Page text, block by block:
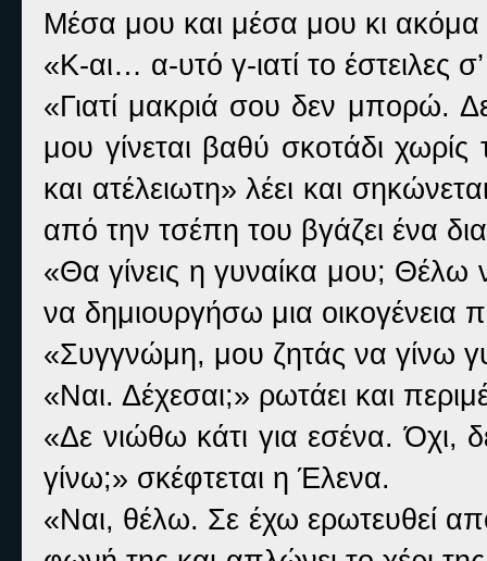
Μέσα μου και μέσα μου κι
«Κ-αι… α-υτό γ-ιατί το έστειλες
«Γιατί μακριά σου δεν μπορώ.
μου γίνεται βαθύ σκοτάδι
και ατέλειωτη» λέει και
από την τσέπη του βγάζει ένα
«Θα γίνεις η γυναίκα μου; Θέλω
να δημιουργήσω μια οικογένεια
«Συγγνώμη, μου ζητάς να γίνω
«Ναι. Δέχεσαι;» ρωτάει και
«Δε νιώθω κάτι για εσένα.
γίνω;» σκέφτεται η Έλενα.
«Ναι, θέλω. Σε έχω ερωτευθεί